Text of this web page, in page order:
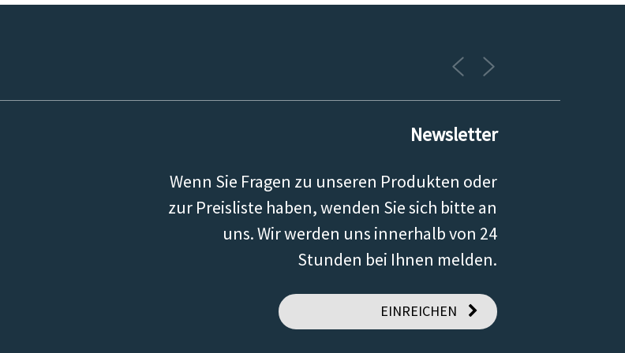
Newsletter
Wenn Sie Fragen zu unseren Produkten oder
zur Preisliste haben, wenden Sie sich bitte an
uns. Wir werden uns innerhalb von 24
Stunden bei Ihnen melden.
EINREICHEN